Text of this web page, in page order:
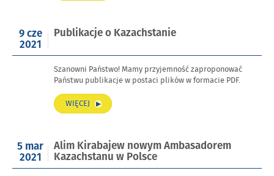
REPUBLIKI
Publikacje o Kazachstanie
Opublikowano
w
dniu
9 cze
2021
Szanowni Państwo! Mamy przyjemność zaproponować
Państwu publikacje w postaci plików w formacie PDF.
WIĘCEJ „PUBLIKACJE
O
Alim Kirabajew nowym Ambasadorem
Kazachstanu w Polsce
Opublikowano
w
dniu
5 mar
2021